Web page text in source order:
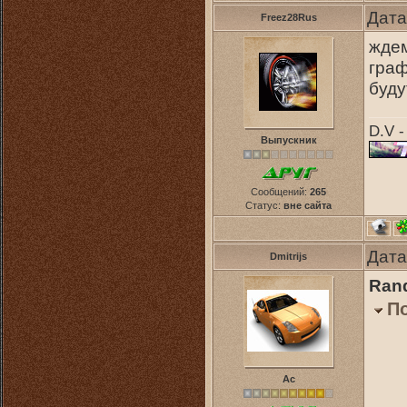
Freez28Rus
Выпускник
Сообщений: 265
Статус: вне сайта
D.V
Dmitrijs
Ас